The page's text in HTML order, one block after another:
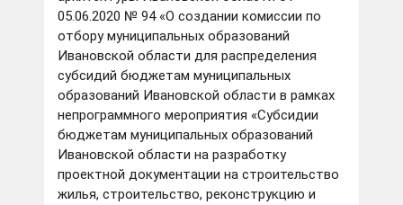
05.06.2020 № 94 «О создании комиссии по
отбору муниципальных образований
Ивановской области для распределения
субсидий бюджетам муниципальных
образований Ивановской области в рамках
непрограммного мероприятия «Субсидии
бюджетам муниципальных образований
Ивановской области на разработку
проектной документации на строительство
жилья, строительство, реконструкцию и